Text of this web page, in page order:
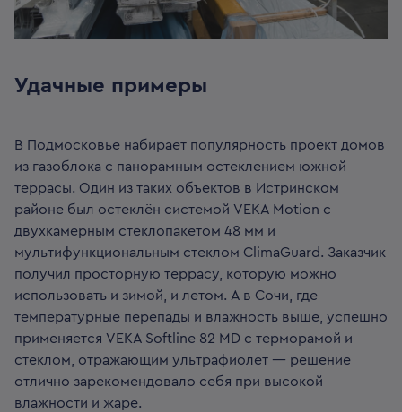
Удачные примеры
В Подмосковье набирает популярность проект домов
из газоблока с панорамным остеклением южной
террасы. Один из таких объектов в Истринском
районе был остеклён системой VEKA Motion с
двухкамерным стеклопакетом 48 мм и
мультифункциональным стеклом ClimaGuard. Заказчик
получил просторную террасу, которую можно
использовать и зимой, и летом. А в Сочи, где
температурные перепады и влажность выше, успешно
применяется VEKA Softline 82 MD с терморамой и
стеклом, отражающим ультрафиолет — решение
отлично зарекомендовало себя при высокой
влажности и жаре.